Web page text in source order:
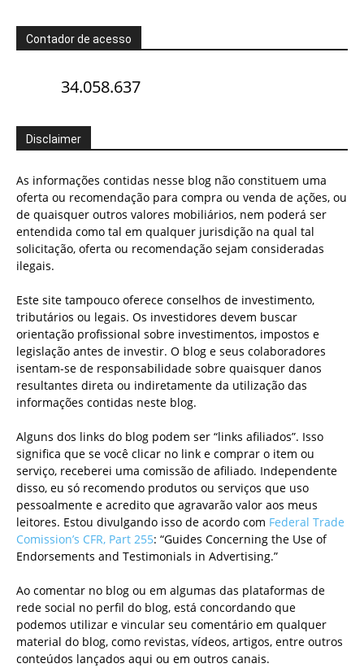
Contador de acesso
34.058.637
Disclaimer
As informações contidas nesse blog não constituem uma
oferta ou recomendação para compra ou venda de ações, ou
de quaisquer outros valores mobiliários, nem poderá ser
entendida como tal em qualquer jurisdição na qual tal
solicitação, oferta ou recomendação sejam consideradas
ilegais.
Este site tampouco oferece conselhos de investimento,
tributários ou legais. Os investidores devem buscar
orientação profissional sobre investimentos, impostos e
legislação antes de investir. O blog e seus colaboradores
isentam-se de responsabilidade sobre quaisquer danos
resultantes direta ou indiretamente da utilização das
informações contidas neste blog.
Alguns dos links do blog podem ser “links afiliados”. Isso
significa que se você clicar no link e comprar o item ou
serviço, receberei uma comissão de afiliado. Independente
disso, eu só recomendo produtos ou serviços que uso
pessoalmente e acredito que agravarão valor aos meus
leitores. Estou divulgando isso de acordo com Federal Trade
Comission’s CFR, Part 255: “Guides Concerning the Use of
Endorsements and Testimonials in Advertising.”
Ao comentar no blog ou em algumas das plataformas de
rede social no perfil do blog, está concordando que
podemos utilizar e vincular seu comentário em qualquer
material do blog, como revistas, vídeos, artigos, entre outros
conteúdos lançados aqui ou em outros canais.